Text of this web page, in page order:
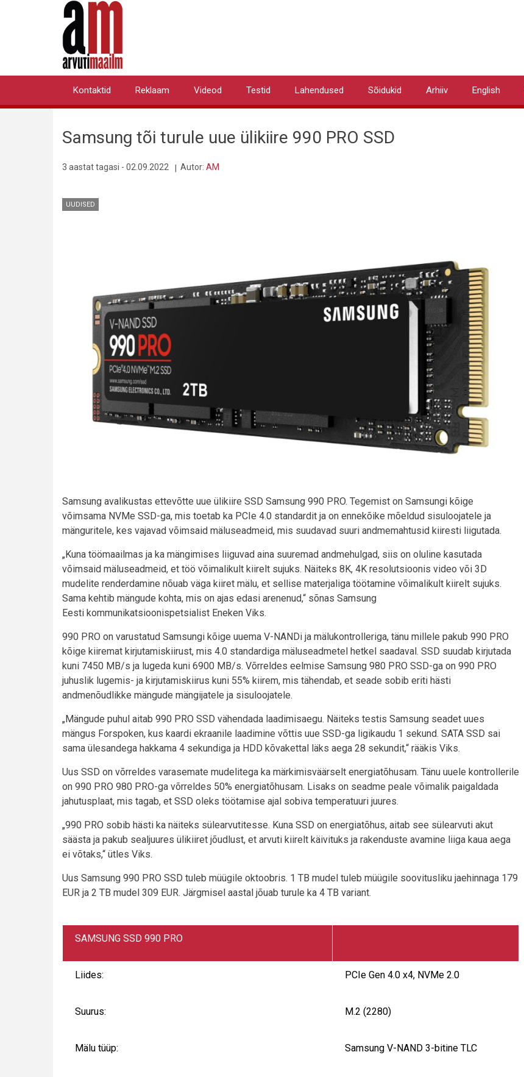
Primary
Kontaktid Reklaam Videod Testid Lahendused Sõidukid Arhiiv English
Samsung tõi turule uue ülikiire 990 PRO SSD
3 aastat tagasi - 02.09.2022 Autor: AM
UUDISED
Samsung avalikustas ettevõtte uue ülikiire SSD Samsung 990 PRO. Tegemist on Samsungi kõige
võimsama NVMe SSD-ga, mis toetab ka PCIe 4.0 standardit ja on ennekõike mõeldud sisuloojatele ja
mänguritele, kes vajavad võimsaid mäluseadmeid, mis suudavad suuri andmemahtusid kiiresti liigutada.
„Kuna töömaailmas ja ka mängimises liiguvad aina suuremad andmehulgad, siis on oluline kasutada
võimsaid mäluseadmeid, et töö võimalikult kiirelt sujuks. Näiteks 8K, 4K resolutsioonis video või 3D
mudelite renderdamine nõuab väga kiiret mälu, et sellise materjaliga töötamine võimalikult kiirelt sujuks.
Sama kehtib mängude kohta, mis on ajas edasi arenenud,“ sõnas Samsung
Eesti kommunikatsioonispetsialist Eneken Viks.
990 PRO on varustatud Samsungi kõige uuema V-NANDi ja mälukontrolleriga, tänu millele pakub 990 PRO
kõige kiiremat kirjutamiskiirust, mis 4.0 standardiga mäluseadmetel hetkel saadaval. SSD suudab kirjutada
kuni 7450 MB/s ja lugeda kuni 6900 MB/s. Võrreldes eelmise Samsung 980 PRO SSD-ga on 990 PRO
juhuslik lugemis- ja kirjutamiskiirus kuni 55% kiirem, mis tähendab, et seade sobib eriti hästi
andmenõudlikke mängude mängijatele ja sisuloojatele.
„Mängude puhul aitab 990 PRO SSD vähendada laadimisaegu. Näiteks testis Samsung seadet uues
mängus Forspoken, kus kaardi ekraanile laadimine võttis uue SSD-ga ligikaudu 1 sekund. SATA SSD sai
sama ülesandega hakkama 4 sekundiga ja HDD kõvakettal läks aega 28 sekundit,“ rääkis Viks.
Uus SSD on võrreldes varasemate mudelitega ka märkimisväärselt energiatõhusam. Tänu uuele kontrollerile
on 990 PRO 980 PRO-ga võrreldes 50% energiatõhusam. Lisaks on seadme peale võimalik paigaldada
jahutusplaat, mis tagab, et SSD oleks töötamise ajal sobiva temperatuuri juures.
„990 PRO sobib hästi ka näiteks sülearvutitesse. Kuna SSD on energiatõhus, aitab see sülearvuti akut
säästa ja pakub sealjuures ülikiiret jõudlust, et arvuti kiirelt käivituks ja rakenduste avamine liiga kaua aega
ei võtaks,“ ütles Viks.
Uus Samsung 990 PRO SSD tuleb müügile oktoobris. 1 TB mudel tuleb müügile soovitusliku jaehinnaga 179
EUR ja 2 TB mudel 309 EUR. Järgmisel aastal jõuab turule ka 4 TB variant.
SAMSUNG SSD 990 PRO
Liides: PCIe Gen 4.0 x4, NVMe 2.0
Suurus: M.2 (2280)
Mälu tüüp: Samsung V-NAND 3-bitine TLC